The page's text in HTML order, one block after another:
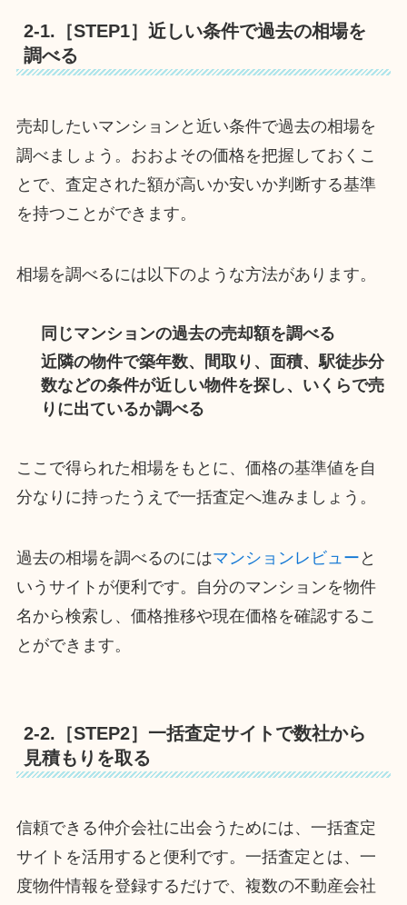
2-1.［STEP1］近しい条件で過去の相場を
調べる
売却したいマンションと近い条件で過去の相場を
調べましょう。おおよその価格を把握しておくこ
とで、査定された額が高いか安いか判断する基準
を持つことができます。
相場を調べるには以下のような方法があります。
同じマンションの過去の売却額を調べる
近隣の物件で築年数、間取り、面積、駅徒歩分
数などの条件が近しい物件を探し、いくらで売
りに出ているか調べる
ここで得られた相場をもとに、価格の基準値を自
分なりに持ったうえで一括査定へ進みましょう。
過去の相場を調べるのにはマンションレビュー と
いうサイトが便利です。自分のマンションを物件
名から検索し、価格推移や現在価格を確認するこ
とができます。
2-2.［STEP2］一括査定サイトで数社から
見積もりを取る
信頼できる仲介会社に出会うためには、一括査定
サイトを活用すると便利です。一括査定とは、一
度物件情報を登録するだけで、複数の不動産会社